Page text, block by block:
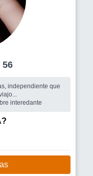
56
independiente que
interedante